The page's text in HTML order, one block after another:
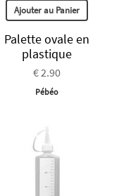
Ajouter au Panier
Palette ovale en
plastique
€ 2.90
Pébéo